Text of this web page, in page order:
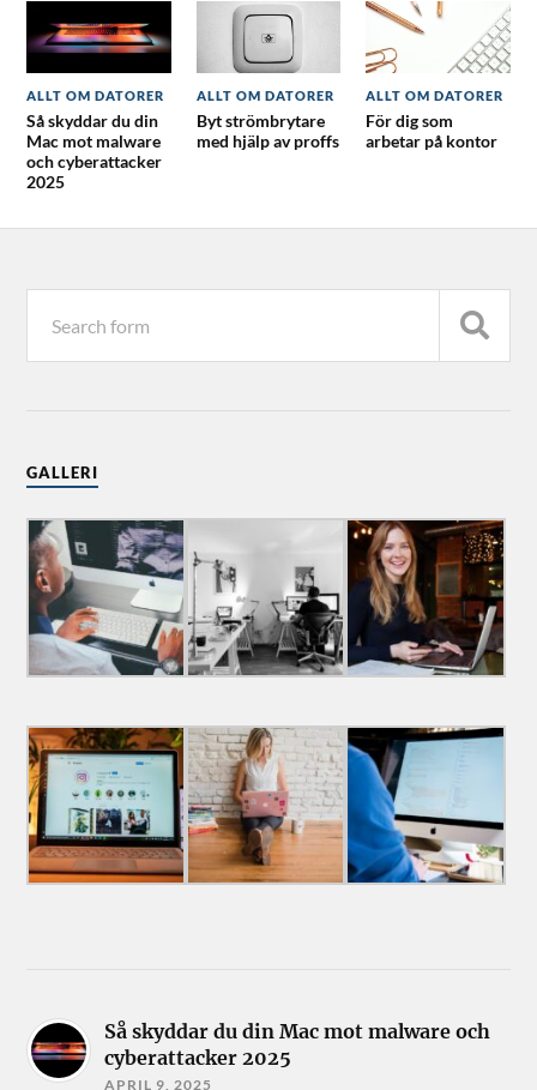
ALLT OM DATORER
Så skyddar du din
Mac mot malware
och cyberattacker
2025
ALLT OM DATORER
Byt strömbrytare
med hjälp av proffs
ALLT OM DATORER
För dig som
arbetar på kontor
GALLERI
Så skyddar du din Mac mot malware och
cyberattacker 2025
APRIL 9, 2025